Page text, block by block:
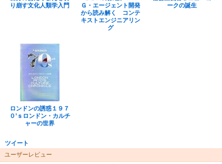
り崩す文化人類学入門
Ｇ・エージェント開発
から読み解く コンテ
キストエンジニアリン
グ
ークの誕生
ロンドンの誘惑１９７
０’ｓロンドン・カルチ
ャーの世界
ツイート
ユーザーレビュー